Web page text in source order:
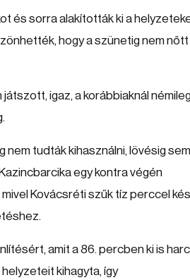
és sorra alakították ki a
hogy a szünetig nem nőtt
igaz, a korábbiaknál
tudták kihasználni, lövésig sem
egy kontra végén
Kovácsréti szűk tíz perccel
amit a 86. percben ki is
kihagyta, így